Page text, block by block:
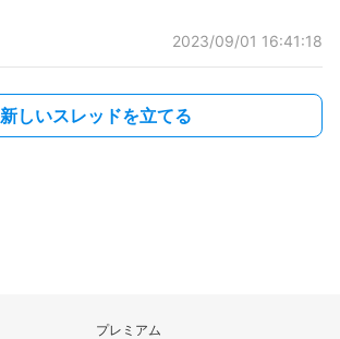
2023/09/01 16:41:18
新しいスレッドを立てる
プレミアム